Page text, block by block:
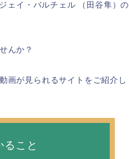
ェイ・バルチェル （田谷隼）の
んか？
画が見られるサイトをご紹介し
ること